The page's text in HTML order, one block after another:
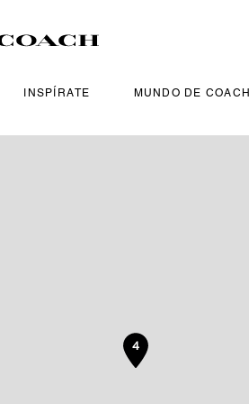
INSPÍRATE MUNDO DE COACH
4